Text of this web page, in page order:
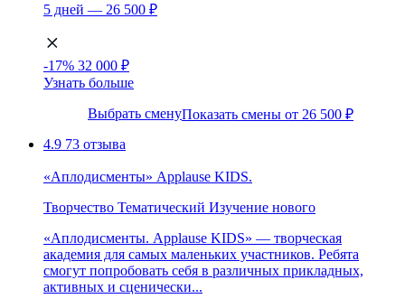
5 дней — 26 500 ₽
-17% 32 000 ₽
Узнать больше
Выбрать сменуПоказать смены от 26 500 ₽
4.9 73 отзыва
«Аплодисменты» Applause KIDS.
Творчество Тематический Изучение нового
«Аплодисменты. Applause KIDS» — творческая
академия для самых маленьких участников. Ребята
смогут попробовать себя в различных прикладных,
активных и сценически...